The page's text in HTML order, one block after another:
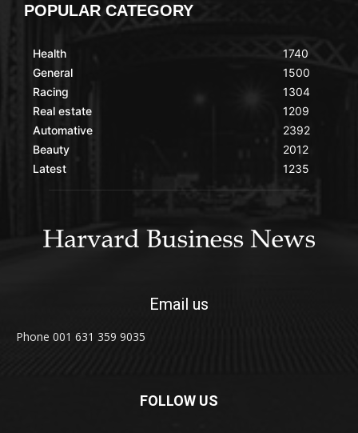
POPULAR CATEGORY
Health
General
Racing
Real estate
Automative
Beauty
Latest
1740
1500
1304
1209
2392
2012
1235
Email us
Phone 001 631 359 9035
FOLLOW US